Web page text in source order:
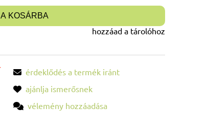
A KOSÁRBA
hozzáad a tárolóhoz
érdeklődés a termék iránt
ajánlja ismerősnek
vélemény hozzáadása